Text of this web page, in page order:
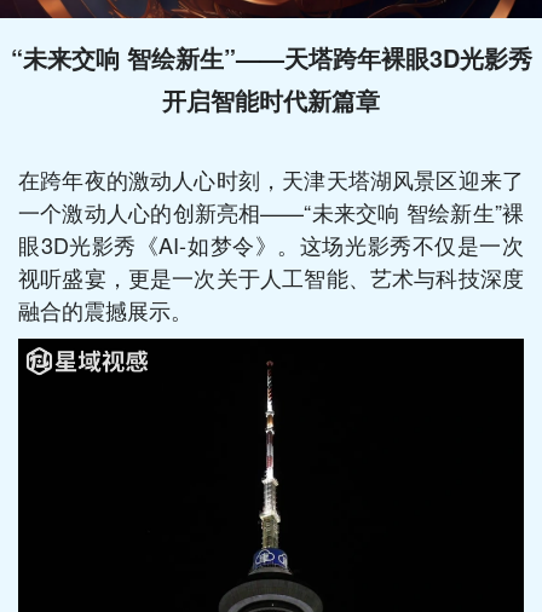
“未来交响 智绘新生”——天塔跨年裸眼3D光影秀
开启智能时代新篇章
在跨年夜的激动人心时刻，天津天塔湖风景区迎来了
一个激动人心的创新亮相——“未来交响 智绘新生”裸
眼3D光影秀《AI-如梦令》。这场光影秀不仅是一次
视听盛宴，更是一次关于人工智能、艺术与科技深度
融合的震撼展示。